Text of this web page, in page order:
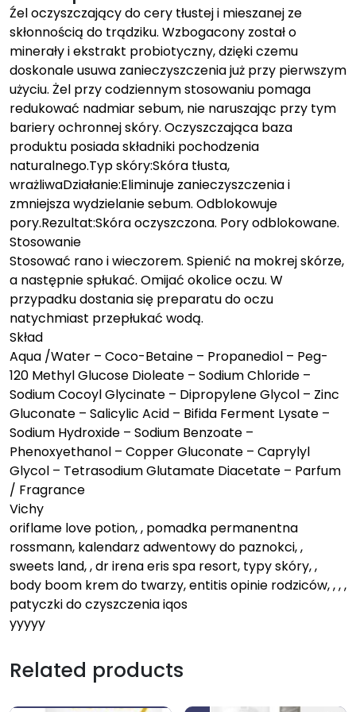
Źel oczyszczający do cery tłustej i mieszanej ze
skłonnością do trądziku. Wzbogacony został o
minerały i ekstrakt probiotyczny, dzięki czemu
doskonale usuwa zanieczyszczenia już przy pierwszym
użyciu. Żel przy codziennym stosowaniu pomaga
redukować nadmiar sebum, nie naruszając przy tym
bariery ochronnej skóry. Oczyszczająca baza
produktu posiada składniki pochodzenia
naturalnego.Typ skóry:Skóra tłusta,
wrażliwaDziałanie:Eliminuje zanieczyszczenia i
zmniejsza wydzielanie sebum. Odblokowuje
pory.Rezultat:Skóra oczyszczona. Pory odblokowane.
Stosowanie
Stosować rano i wieczorem. Spienić na mokrej skórze,
a następnie spłukać. Omijać okolice oczu. W
przypadku dostania się preparatu do oczu
natychmiast przepłukać wodą.
Skład
Aqua /Water – Coco-Betaine – Propanediol – Peg-
120 Methyl Glucose Dioleate – Sodium Chloride –
Sodium Cocoyl Glycinate – Dipropylene Glycol – Zinc
Gluconate – Salicylic Acid – Bifida Ferment Lysate –
Sodium Hydroxide – Sodium Benzoate –
Phenoxyethanol – Copper Gluconate – Caprylyl
Glycol – Tetrasodium Glutamate Diacetate – Parfum
/ Fragrance
Vichy
oriflame love potion, , pomadka permanentna
rossmann, kalendarz adwentowy do paznokci, ,
sweets land, , dr irena eris spa resort, typy skóry, ,
body boom krem do twarzy, entitis opinie rodziców, , , ,
patyczki do czyszczenia iqos
yyyyy
Related products